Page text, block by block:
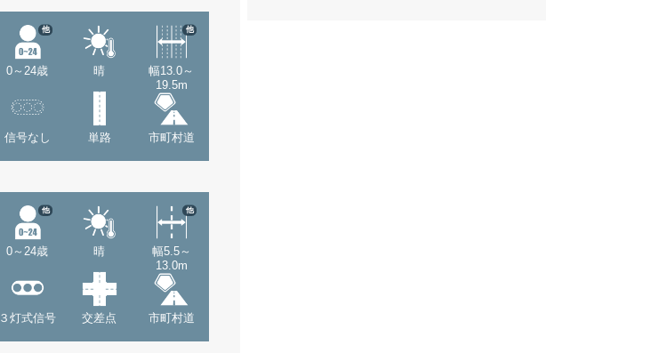
0～24歳
他
晴
幅13.0～
19.5m
他
信号なし 単路 市町村道
0～24歳
他
晴
幅5.5～
13.0m
他
３灯式信号 交差点 市町村道